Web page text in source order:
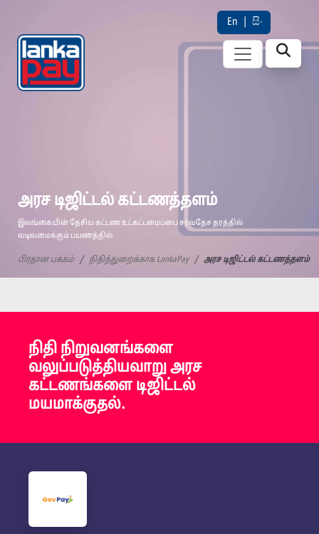
En සිං
அரச டிஜிட்டல் கட்டணத்தளம்
இலங்கையின் தேசிய கட்டண உட்கட்டமைப்பை சர்வதேச தரத்தில்
வடிவமைக்கும் பயணத்தில்.
பிரதான பக்கம் நிதித்துறைக்காக LankaPay அரச டிஜிட்டல் கட்டணத்தளம்
நிதி நிறுவனங்களை
வலுப்படுத்தியவாறு அரச
கட்டணங்களை டிஜிட்டல்
மயமாக்குதல்.